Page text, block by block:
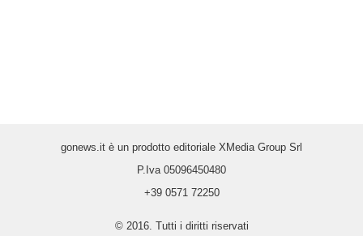
gonews.it è un prodotto editoriale XMedia Group Srl
P.Iva 05096450480
+39 0571 72250
© 2016. Tutti i diritti riservati